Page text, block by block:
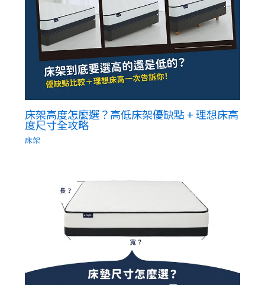
床架高度怎麼選？高低床架優缺點 + 理想床高
度尺寸全攻略
床架